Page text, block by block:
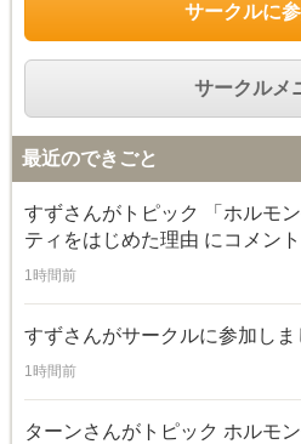
サークルに
サークルメ
最近のできごと
すずさんがトピック
「ホルモ
ティをはじめた理由 にコメン
1時間前
すずさんがサークルに参加しま
1時間前
ターンさんがトピック ホルモ